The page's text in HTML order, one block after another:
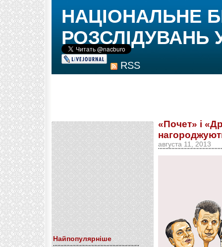
RSS
НАЦІОНАЛЬНЕ
РОЗСЛІДУВАНЬ
Найпопулярніше
«Почет» і
августа 11, 2013